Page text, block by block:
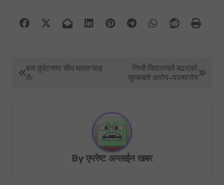
बस दुर्घटनामा चौध यात्रु घाइ
ते:
निजी विद्यालयले बढाएको
शुल्कबारे आरोप–प्रत्यारोप
Byएभरेष्ट अन्लाईन खबर